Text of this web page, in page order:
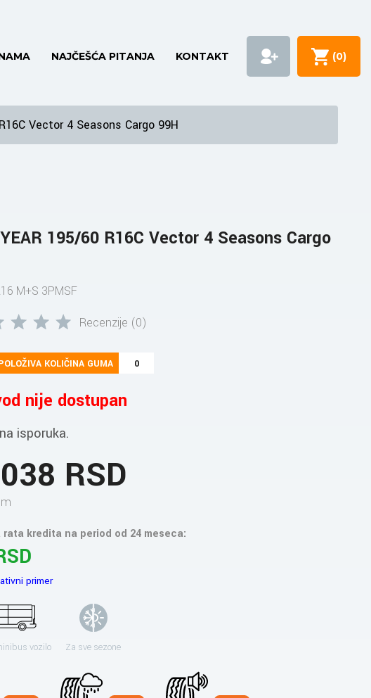
NAJČEŠĆA PITANJA KONTAKT (0)
Vector 4 Seasons Cargo 99H
195/60 R16C Vector 4 Seasons Cargo
M+S 3PMSF
Recenzije (0)
KOLIČINA GUMA 0
nije dostupan
isporuka.
RSD
rata kredita na period od 24 meseca:
primer
vozilo Za sve sezone